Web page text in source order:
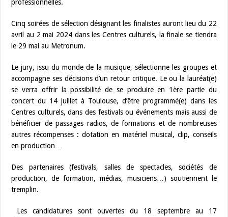
professionnelles.
Cinq soirées de sélection désignant les finalistes auront lieu du 22
avril au 2 mai 2024 dans les Centres culturels, la finale se tiendra
le 29 mai au Metronum.
Le jury, issu du monde de la musique, sélectionne les groupes et
accompagne ses décisions d’un retour critique. Le ou la lauréat(e)
se verra offrir la possibilité de se produire en 1ère partie du
concert du 14 juillet à Toulouse, d’être programmé(e) dans les
Centres culturels, dans des festivals ou événements mais aussi de
bénéficier de passages radios, de formations et de nombreuses
autres récompenses : dotation en matériel musical, clip, conseils
en production…
Des partenaires (festivals, salles de spectacles, sociétés de
production, de formation, médias, musiciens…) soutiennent le
tremplin.
Les candidatures sont ouvertes du 18 septembre au 17